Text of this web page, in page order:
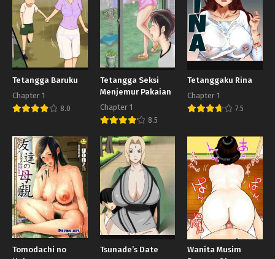
Tetangga Baruku
Chapter 1
8.0
Tetangga Seksi
Menjemur Pakaian
Chapter 1
8.5
Tetanggaku Rina
Chapter 1
7.5
Tomodachi no
Tsunade’s Date
Wanita Musim